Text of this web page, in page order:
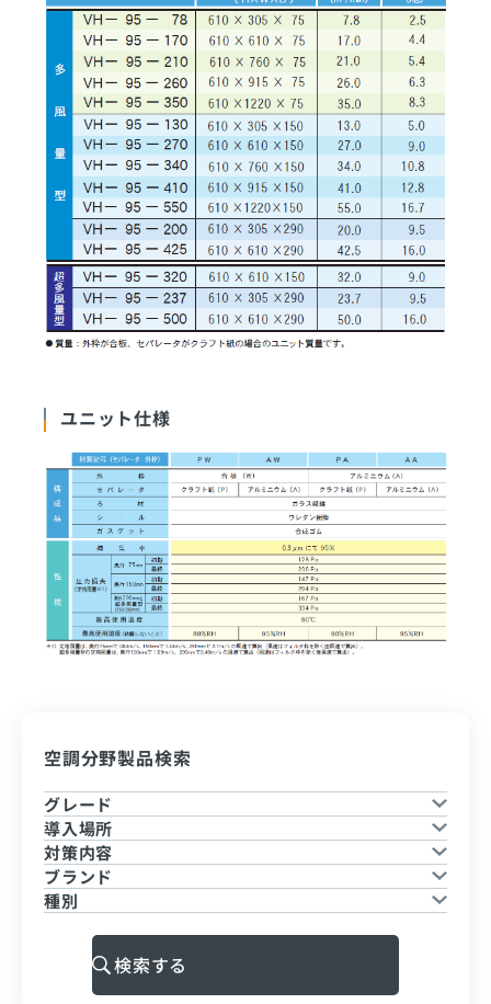
ユニット仕様
空調分野製品検索
グレード
導入場所
対策内容
ブランド
種別
検索する